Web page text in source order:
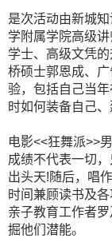
是次活动由新城
学附属学院高级
学士、高级文凭
桥硕士郭恩成、
验，包括自己当
时如何装备自己
电影<<狂舞派>>
成绩不代表一切
出头天!随后，唱
时间兼顾读书及
亲子教育工作者
掘他们潜能。